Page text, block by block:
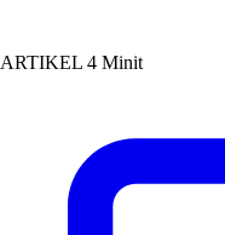
ARTIKEL 4 Minit